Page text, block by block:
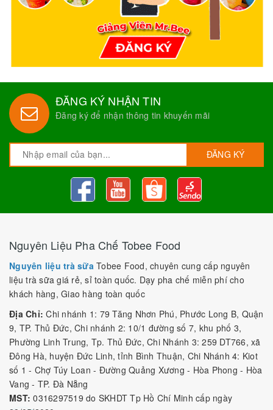
ĐĂNG KÝ NHẬN TIN
Đăng ký để nhận thông tin khuyến mãi
ĐĂNG KÝ
Nguyên Liệu Pha Chế Tobee Food
Nguyên liệu trà sữa Tobee Food, chuyên cung cấp nguyên
liệu trà sữa giá rẻ, sỉ toàn quốc. Dạy pha chế miễn phí cho
khách hàng, Giao hàng toàn quốc
Địa Chỉ: Chi nhánh 1: 79 Tăng Nhơn Phú, Phước Long B, Quận
9, TP. Thủ Đức, Chi nhánh 2: 10/1 đường số 7, khu phố 3,
Phường Linh Trung, Tp. Thủ Đức, Chi Nhánh 3: 259 DT766, xã
Đông Hà, huyện Đức Linh, tỉnh Bình Thuận, Chi Nhánh 4: Kiot
số 1 - Chợ Túy Loan - Đường Quảng Xương - Hòa Phong - Hòa
Vang - TP. Đà Nẵng
MST: 0316297519 do SKHDT Tp Hồ Chí Minh cấp ngày